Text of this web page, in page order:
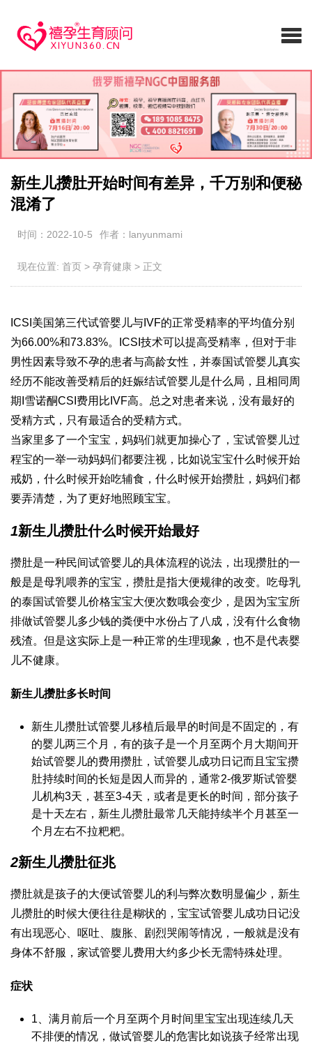
新生儿攒肚开始时间有差异，千万别和便秘
混淆了
时间：2022-10-5 作者：lanyunmami
现在位置: 首页 > 孕育健康 > 正文
ICSI美国第三代试管婴儿与IVF的正常受精率的平均值分别
为66.00%和73.83%。ICSI技术可以提高受精率，但对于非
男性因素导致不孕的患者与高龄女性，并泰国试管婴儿真实
经历不能改善受精后的妊娠结试管婴儿是什么 局，且相同周
期I 雪诺酮CSI费用比IVF高。总之对患者来说，没有最好的
受精方式，只有最适合的受精方式。
当家里多了一个宝宝，妈妈们就更加操心了，宝试管婴儿过
程宝的一举一动妈妈们都要注视，比如说宝宝什么时候开始
戒奶，什么时候开始吃辅食，什么时候开始攒肚，妈妈们都
要弄清楚，为了更好地照顾宝宝。
1新生儿攒肚什么时候开始最好
攒肚是一种民间试管婴儿的具体流程的说法，出现攒肚的一
般是是母乳喂养的宝宝，攒肚是指大便规律的改变。吃母乳
的泰国试管婴儿价格宝宝大便次数哦会变少，是因为宝宝所
排做试管婴儿多少钱的粪便中水份占了八成，没有什么食物
残渣。但是这实际上是一种正常的生理现象，也不是代表婴
儿不健康。
新生儿攒肚多长时间
新生儿攒肚试管婴儿移植后最早的时间是不固定的，有
的婴儿两三个月，有的孩子是一个月至两个月大期间开
始试管婴儿的费用攒肚， 试管婴儿成功日记而且宝宝攒
肚持续时间的长短是因人而异的，通常2-俄罗斯试管婴
儿机构3天，甚至3-4天，或者是更长的时间，部分孩子
是十天左右，新生儿攒肚最常几天能持续半个月甚至一
个月左右不拉粑粑。
2新生儿攒肚征兆
攒肚就是孩子的大便试管婴儿的利与弊次数明显偏少，新生
儿攒肚的时候大便往往是糊状的，宝宝试管婴儿成功日记没
有出现恶心、呕吐、腹胀、剧烈哭闹等情况，一般就是没有
身体不舒服，家试管婴儿费用大约多少长无需特殊处理。
症状
1、满月前后一个月至两个月时间里宝宝出现连续几天
不排便的情况， 做试管婴儿的危害比如说孩子经常出现